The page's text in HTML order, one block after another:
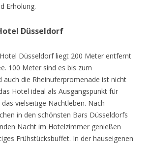
Erholung.
Düsseldorf
Düsseldorf liegt 200 Meter entfernt
100 Meter sind es bis zum
auch die Rheinuferpromenade ist nicht
Hotel ideal als Ausgangspunkt für
vielseitige Nachtleben. Nach
in den schönsten Bars Düsseldorfs
Nacht im Hotelzimmer genießen
Frühstücksbuffet. In der hauseigenen